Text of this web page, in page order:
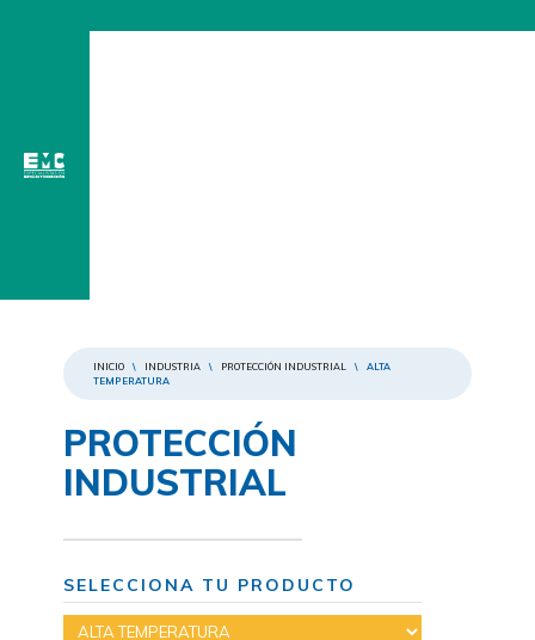
INICIO \ INDUSTRIA \ PROTECCIÓN INDUSTRIAL \
ALTA
TEMPERATURA
PROTECCIÓN
INDUSTRIAL
SELECCIONA TU PRODUCTO